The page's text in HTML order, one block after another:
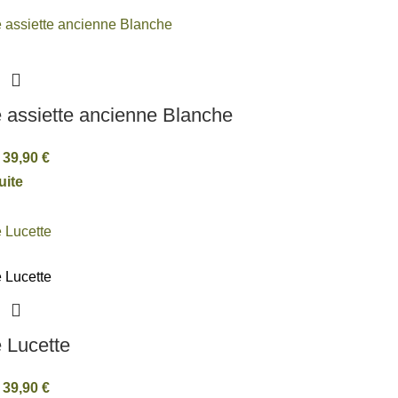
assiette ancienne Blanche
39,90 €
Lucette
39,90 €